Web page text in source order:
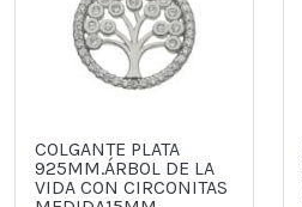
COLGANTE PLATA
925MM.ÁRBOL DE LA
VIDA CON CIRCONITAS